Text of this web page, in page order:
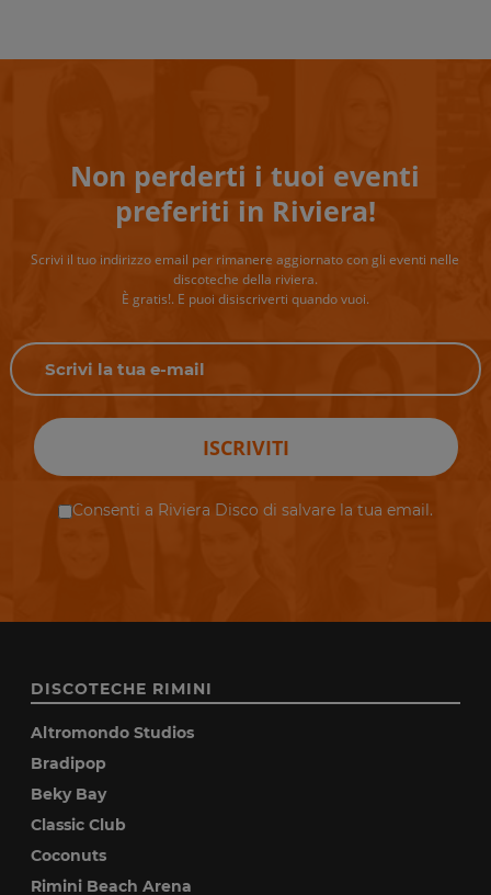
Non perderti i tuoi eventi
preferiti in Riviera!
Scrivi il tuo indirizzo email per rimanere aggiornato con gli eventi nelle
discoteche della riviera.
È gratis!. E puoi disiscriverti quando vuoi.
ISCRIVITI
Consenti a Riviera Disco di salvare la tua email.
DISCOTECHE RIMINI
Altromondo Studios
Bradipop
Beky Bay
Classic Club
Coconuts
Rimini Beach Arena